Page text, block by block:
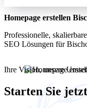
Homepage erstellen
Professionelle,
SEO Lösungen für
Ihre Vision, unsere
Ihr Unternehmen lokal
Starten Sie